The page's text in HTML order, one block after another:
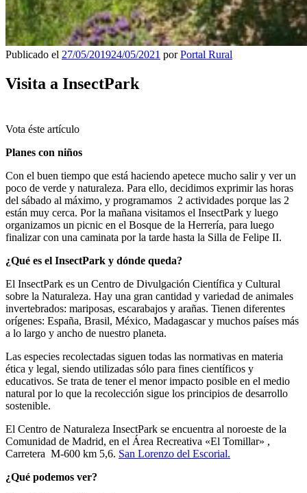
Publicado el 27/05/201924/05/2021 porPortal Rural
Visita a InsectPark
Vota éste artículo
Planes con niños
Con el buen tiempo que está haciendo apetece mucho salir y ver un
poco de verde y naturaleza. Para ello, decidimos exprimir las horas
del sábado al máximo, y programamos 2 actividades porque las 2
están muy cerca. Por la mañana visitamos el InsectPark y luego
organizamos un picnic en el Bosque de la Herrería, para luego
finalizar con una caminata por la tarde hasta la Silla de Felipe II.
¿Qué es el InsectPark y dónde queda?
El InsectPark es un Centro de Divulgación Científica y Cultural
sobre la Naturaleza. Hay una gran cantidad y variedad de animales
invertebrados: mariposas, escarabajos y arañas. Tienen diferentes
orígenes: España, Brasil, México, Madagascar y muchos países más
a lo largo y ancho de nuestro planeta.
Las especies recolectadas siguen todas las normativas en materia
ética y legal, siendo utilizadas sólo para fines científicos y
educativos. Se trata de tener el menor impacto posible en el medio
natural por lo que la recolección sigue los principios de desarrollo
sostenible.
El Centro de Naturaleza InsectPark se encuentra al noroeste de la
Comunidad de Madrid, en el Área Recreativa «El Tomillar» ,
Carretera M-600 km 5,6. San Lorenzo del Escorial.
¿Qué podemos ver?